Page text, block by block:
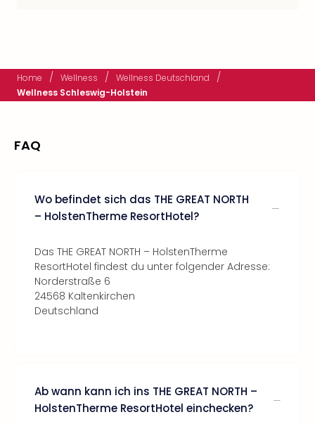
Home / Wellness / Wellness Deutschland /
Wellness Schleswig-Holstein
FAQ
Wo befindet sich das THE GREAT NORTH
– HolstenTherme ResortHotel?
Das THE GREAT NORTH – HolstenTherme
ResortHotel findest du unter folgender Adresse:
Norderstraße 6
24568 Kaltenkirchen
Deutschland
Ab wann kann ich ins THE GREAT NORTH –
HolstenTherme ResortHotel einchecken?